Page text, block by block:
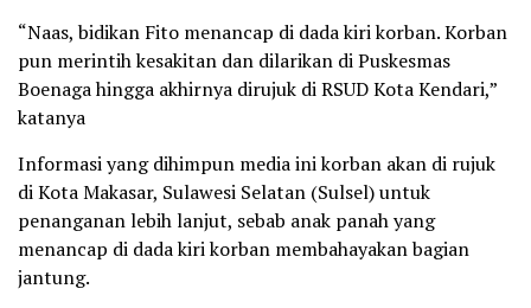
“Naas, bidikan Fito menancap di dada kiri korban. Korban
pun merintih kesakitan dan dilarikan di Puskesmas
Boenaga hingga akhirnya dirujuk di RSUD Kota Kendari,”
katanya
Informasi yang dihimpun media ini korban akan di rujuk
di Kota Makasar, Sulawesi Selatan (Sulsel) untuk
penanganan lebih lanjut, sebab anak panah yang
menancap di dada kiri korban membahayakan bagian
jantung.